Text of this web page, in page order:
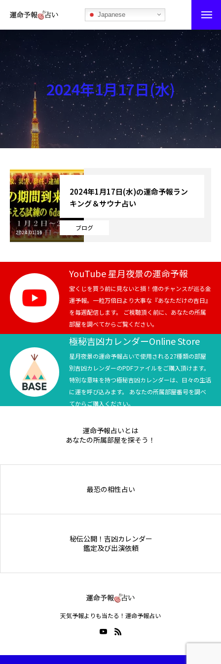
Japanese
運命予報占い
運命予報占いとは
あなたの所属部屋を探そう！
最恐の相性占い
秘伝公開！吉凶カレンダー
ブログ
お知らせ
芸能界
テニス
スポーツ
競馬
テニス四大大会・五輪
テニス四大大会・五輪
2024年1月17日(水)
ブログ
2024年1月17日(水)の運命予報ラン
キング＆サウナ占い
2024.01.16
YouTube 星月夜景の運命予報
宝くじを買う前に見ないと損！億のチャンスが巡る金
運予報。一粒万倍日より大事な『あなただけの吉日』
を毎週配信します。 ご視聴頂く前に、あなたの所属
部屋を調べてからご覧ください。
極秘吉凶カレンダーOnline Store
星月夜景の運命予報占いで使用される27種類の部屋
別吉凶カレンダーのPDFファイルをご購入頂けます。
特別な意味を持つ極秘吉凶カレンダーは、日々の生活
に運を呼び込みます。 あなたの所属部屋番号を調べ
てからご購入ください。
運命予報占いとは
あなたの所属部屋を探そう！
最恐の相性占い
秘伝公開！吉凶カレンダー
鑑定及び出演依頼
天気予報よりも当たる！運命予報占い